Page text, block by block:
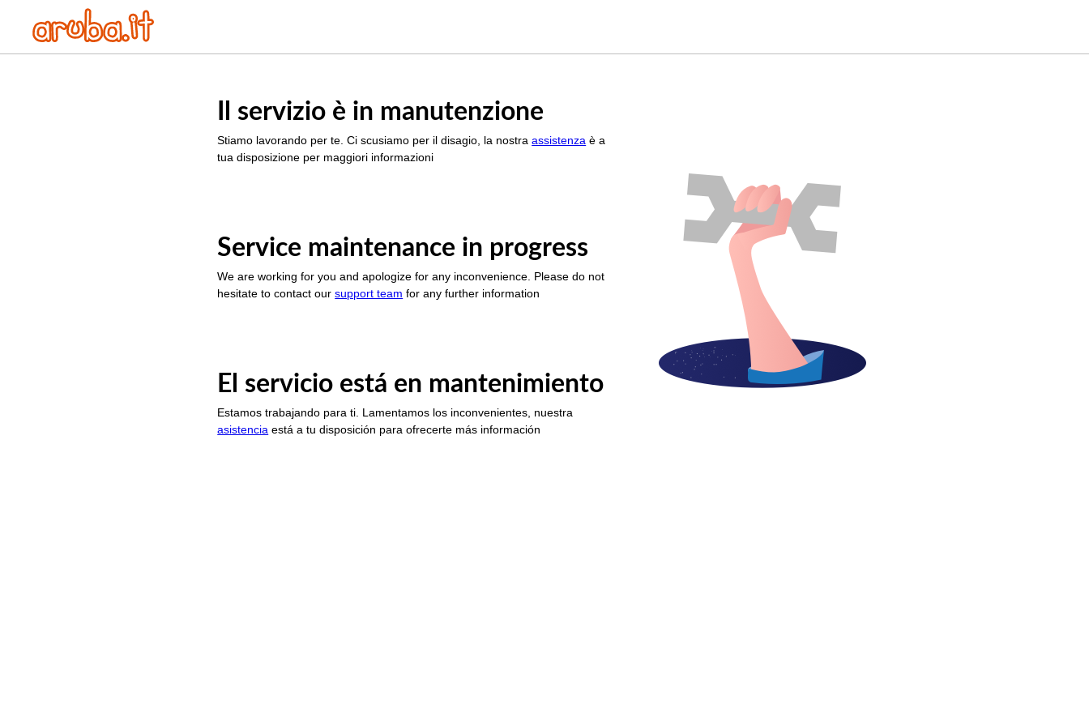
Il servizio è in manutenzione
Stiamo lavorando per te. Ci scusiamo per il disagio, la nostraassistenza è a
tua disposizione per maggiori informazioni
Service maintenance in progress
We are working for you and apologize for any inconvenience. Please do not
hesitate to contact oursupport team for any further information
El servicio está en mantenimiento
Estamos trabajando para ti. Lamentamos los inconvenientes, nuestra
asistencia está a tu disposición para ofrecerte más información